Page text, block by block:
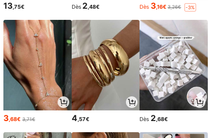
13,75€ Dès 2,48€ Dès 3,16€ 3,26€ -3%
3,68€ 3,71€ 4,57€ Dès 2,68€